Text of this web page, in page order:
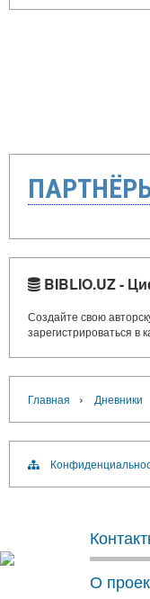
BIBLIO.UZ -
Создайте свою
зарегистрироваться в
Главная › Дневники
О